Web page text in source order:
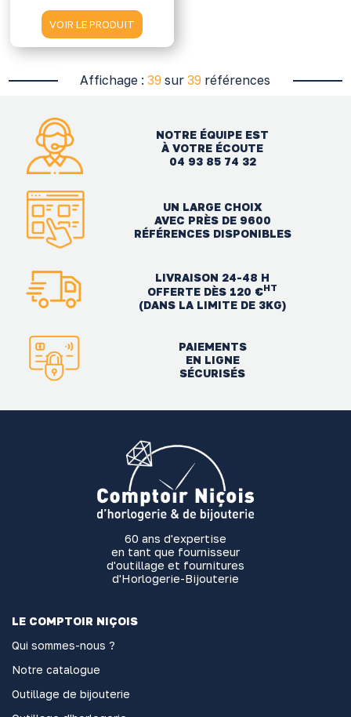
VOIR LE PRODUIT
Affichage :39 sur39 références
NOTRE ÉQUIPE EST
À VOTRE ÉCOUTE
04 93 85 74 32
UN LARGE CHOIX
AVEC PRÈS DE 9600
RÉFÉRENCES DISPONIBLES
LIVRAISON 24-48 H
OFFERTE DÈS 120 €HT
(DANS LA LIMITE DE 3KG)
PAIEMENTS
EN LIGNE
SÉCURISÉS
60 ans d'expertise
en tant que fournisseur
d'outillage et fournitures
d'Horlogerie-Bijouterie
LE COMPTOIR NIÇOIS
Qui sommes-nous ?
Notre catalogue
Outillage de bijouterie